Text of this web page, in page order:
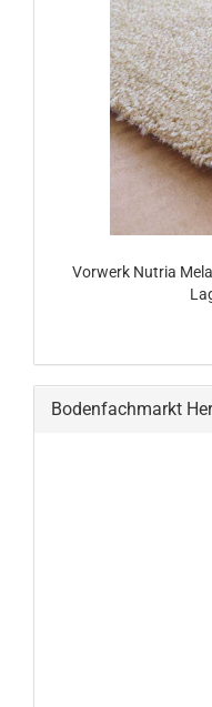
Vorwerk Nutria
Bodenfachmarkt